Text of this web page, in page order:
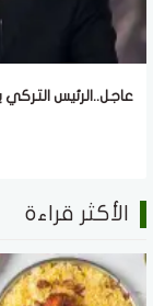
عاجل..الرئيس
الأكثر قراءة